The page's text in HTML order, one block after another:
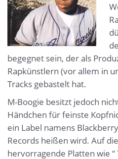
begegnet sein, der als
Rapkünstlern (vor allem in
Tracks gebastelt hat.
M-Boogie besitzt jedoch
Händchen für feinste
ein Label namens
Records heißen wird. Auf
hervorragende Platten wie